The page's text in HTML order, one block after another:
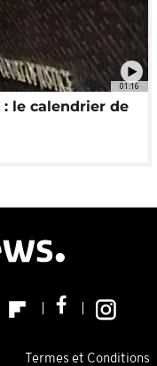
01:16
le calendrier de
Termes et Conditions